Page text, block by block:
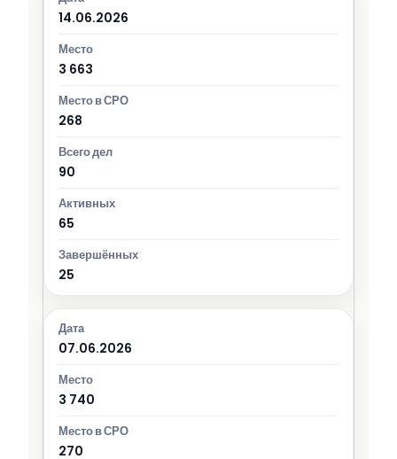
14.06.2026
3 663
268
90
65
25
07.06.2026
3 740
270